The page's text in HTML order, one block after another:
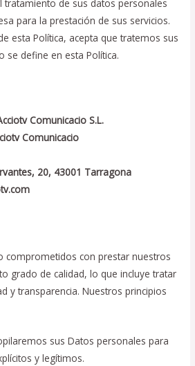
tratamiento de sus datos personales
para la prestación de sus servicios.
esta Política, acepta que tratemos sus
se define en esta Política.
Comunicacio S.L.
Comunicacio
20, 43001 Tarragona
comprometidos con prestar nuestros
grado de calidad, lo que incluye tratar
y transparencia. Nuestros principios
sus Datos personales para
y legítimos.